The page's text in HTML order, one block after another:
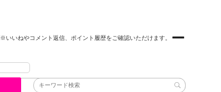
※いいねやコメント返信、ポイント履歴をご確認いただけます。